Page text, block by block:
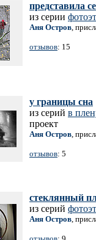
представила
из серии
Аня Остров,
отзывов: 15
у границы сна
из серий в
проект
Аня Остров,
отзывов: 5
стеклянный
из серий
Аня Остров,